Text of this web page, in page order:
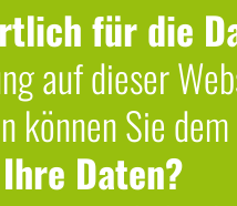
für die
auf dieser
können Sie
Daten?